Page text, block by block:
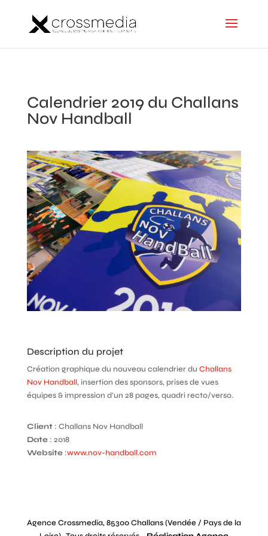
Calendrier 2019 du Challans
Nov Handball
Description du projet
Création graphique du nouveau calendrier du Challans
Nov Handball, insertion des sponsors, prises de vues
équipes & impression d’un 28 pages, quadri recto/verso.
Client : Challans Nov Handball
Date : 2018
Website:www.nov-handball.com
Agence Crossmedia, 85300 Challans (Vendée / Pays de la